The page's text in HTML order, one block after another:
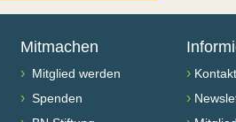
Mitmachen
› Mitglied werden
› Spenden
› Kontakt
›